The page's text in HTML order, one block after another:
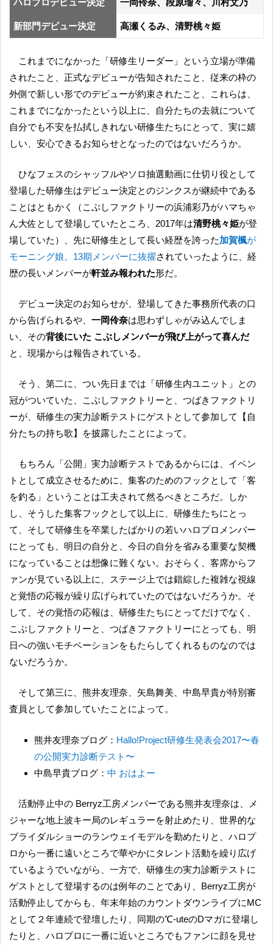
新部門デビュー決定 高瀬くるみ、清野桃々姫
これまでになかった「研修生リーダー」という立場が準備
されたこと、正式なデビューが告知されたこと、従来の枠の
外側で新しい形でのデビューが約束されたこと、これらは、
これまでになかったという以上に、自分たちの去就について
自分でも不安を払拭しきれない研修生たちにとって、実に嬉
しい、安心できるお知らせとなったのではないだろうか。
ひなフェスのシャッフルやソロ抽選動画に仕切り役として
登場した研修生はデビュー決定とのジンクスが継続中である
ことはともかく（こぶしファクトリーの浜浦彩乃がハマちゃ
ん大佐として登場していたところ、2017年は清野桃々姫が登
場していた）、先に研修生として長い経歴を誇った加賀楓が
モーニング娘。13期メンバーに抜擢されていったように、経
歴の長いメンバーが軒並み報われた形だ。
デビュー決定のお知らせが、登場してきた事務所代表の口
から告げられるや、 一岡伶奈は思わずしゃがみ込んでしま
い、その背後にいた こぶしメンバーが飛び上がって喜んだ
と、現場からは報告されている。
そう、第二に、つい先日までは「研修生内ユニット」との
冠がついていた、こぶしファクトリーと、つばきファクトリ
ーが、研修生の実力診断テストにゲストとして参加して【自
分たちの持ち歌】を披露したことによって。
もちろん「公開」実力診断テストであるからには、イベン
トとして成立させるために、集客のためのフックとして「客
を釣る」ということは工夫されて然るべきところだ。しか
し、そうした集客フックとして以上に、研修生たちにとっ
て、そして研修生を卒業したばかりの若いハロプロメンバー
にとっても、明日の自分と、今日の自分を省みる重要な契機
になっていることは想像に難くない。おそらく、客席からフ
ァンが見ている以上に、ステージ上では錯綜した複雑な視線
と覚悟の応報が繰り広げられていたのではないだろうか。そ
して、その覚悟の応報は、研修生たちにとってだけでなく、
こぶしファクトリーと、つばきファクトリーにとっても、明
日への強いモチベーションをもたらしてくれるものなのでは
ないだろうか。
そして第三に、熊井友理奈、矢島舞美、中島早貴が特別審
査員として参加していたことによって。
熊井友理奈ブログ： Hallo!Project研修生発表会2017〜春
の公開実力診断テスト〜
中島早貴ブログ：中 おはよー
活動停止中の Berryz工房メンバーである熊井友理奈は、メ
ジャーな地上波キー局のレギュラーを射止めたり、世界的な
ブライダルショーのランウェイモデルを勤めたりと、ハロプ
ロから一番に遠いところで華やかにタレント活動を繰り広げ
ているようでいながら、一方で、研修生の実力診断テストに
ゲストとして登場するのは例年のことであり、Berryz工房が
活動停止してからも、年末年始のカウントダウンライブにMC
として２年連続で登壇したり、同期の℃-uteのDマガに登場し
たりと、ハロプロに一番に近いところでもファンに顔を見せ